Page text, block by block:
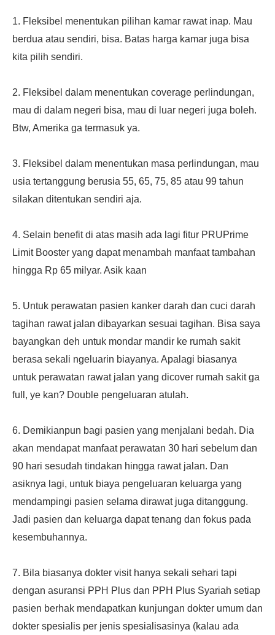
1. Fleksibel menentukan pilihan kamar rawat inap. Mau
berdua atau sendiri, bisa. Batas harga kamar juga bisa
kita pilih sendiri.
2. Fleksibel dalam menentukan coverage perlindungan,
mau di dalam negeri bisa, mau di luar negeri juga boleh.
Btw, Amerika ga termasuk ya.
3. Fleksibel dalam menentukan masa perlindungan, mau
usia tertanggung berusia 55, 65, 75, 85 atau 99 tahun
silakan ditentukan sendiri aja.
4. Selain benefit di atas masih ada lagi fitur PRUPrime
Limit Booster yang dapat menambah manfaat tambahan
hingga Rp 65 milyar. Asik kaan
5. Untuk perawatan pasien kanker darah dan cuci darah
tagihan rawat jalan dibayarkan sesuai tagihan. Bisa saya
bayangkan deh untuk mondar mandir ke rumah sakit
berasa sekali ngeluarin biayanya. Apalagi biasanya
untuk perawatan rawat jalan yang dicover rumah sakit ga
full, ye kan? Double pengeluaran atulah.
6. Demikianpun bagi pasien yang menjalani bedah. Dia
akan mendapat manfaat perawatan 30 hari sebelum dan
90 hari sesudah tindakan hingga rawat jalan. Dan
asiknya lagi, untuk biaya pengeluaran keluarga yang
mendampingi pasien selama dirawat juga ditanggung.
Jadi pasien dan keluarga dapat tenang dan fokus pada
kesembuhannya.
7. Bila biasanya dokter visit hanya sekali sehari tapi
dengan asuransi PPH Plus dan PPH Plus Syariah setiap
pasien berhak mendapatkan kunjungan dokter umum dan
dokter spesialis per jenis spesialisasinya (kalau ada